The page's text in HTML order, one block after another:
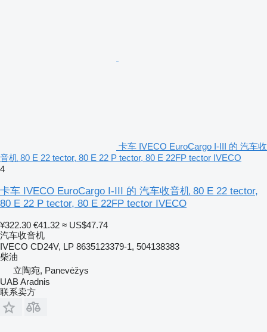
卡车 IVECO EuroCargo I-III 的 汽车收
音机 80 E 22 tector, 80 E 22 P tector, 80 E 22FP tector IVECO
4
卡车 IVECO EuroCargo I-III 的 汽车收音机 80 E 22 tector,
80 E 22 P tector, 80 E 22FP tector IVECO
¥322.30 €41.32 ≈ US$47.74
汽车收音机
IVECO CD24V, LP 8635123379-1, 504138383
柴油
立陶宛, Panevėžys
UAB Aradnis
联系卖方